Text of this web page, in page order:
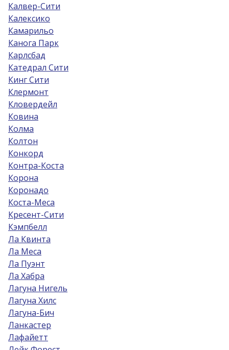
Калвер-Сити
Калексико
Камарильо
Канога Парк
Карлсбад
Катедрал Сити
Кинг Сити
Клермонт
Кловердейл
Ковина
Колма
Колтон
Конкорд
Контра-Коста
Корона
Коронадо
Коста-Меса
Кресент-Сити
Кэмпбелл
Ла Квинта
Ла Меса
Ла Пуэнт
Ла Хабра
Лагуна Нигель
Лагуна Хилс
Лагуна-Бич
Ланкастер
Лафайетт